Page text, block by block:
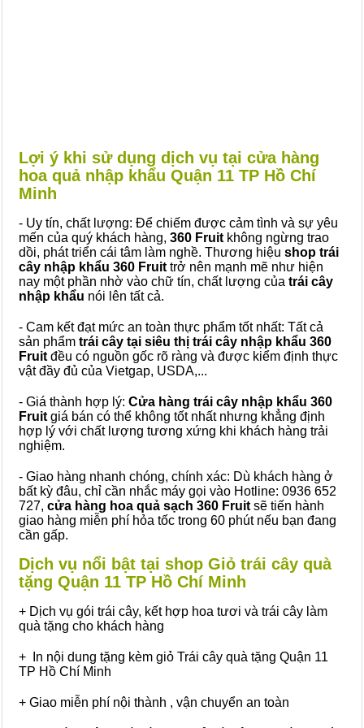
Lợi ý khi sử dụng dịch vụ tại cửa hàng
hoa quả nhập khẩu Quận 11 TP Hồ Chí
Minh
- Uy tín, chất lượng: Để chiếm được cảm tình và sự yêu
mến của quý khách hàng, 360 Fruit không ngừng trao
dồi, phát triển cái tâm làm nghề. Thương hiệu shop trái
cây nhập khẩu 360 Fruit trở nên mạnh mẽ như hiện
nay một phần nhờ vào chữ tín, chất lượng của trái cây
nhập khẩu nói lên tất cả.
- Cam kết đạt mức an toàn thực phẩm tốt nhất: Tất cả
sản phẩm trái cây tại siêu thị trái cây nhập khẩu 360
Fruit đều có nguồn gốc rõ ràng và được kiểm định thực
vật đầy đủ của Vietgap, USDA,...
- Giá thành hợp lý: Cửa hàng trái cây nhập khẩu 360
Fruit giá bán có thể không tốt nhất nhưng khẳng định
hợp lý với chất lượng tương xứng khi khách hàng trải
nghiệm.
- Giao hàng nhanh chóng, chính xác: Dù khách hàng ở
bất kỳ đâu, chỉ cần nhắc máy gọi vào Hotline: 0936 652
727, cửa hàng hoa quả sạch 360 Fruit sẽ tiến hành
giao hàng miễn phí hỏa tốc trong 60 phút nếu bạn đang
cần gấp.
Dịch vụ nổi bật tại shop Giỏ trái cây quà
tặng Quận 11 TP Hồ Chí Minh
+ Dịch vụ gói trái cây, kết hợp hoa tươi và trái cây làm
quà tặng cho khách hàng
+ In nội dung tặng kèm giỏ Trái cây quà tặng Quận 11
TP Hồ Chí Minh
+ Giao miễn phí nội thành , vận chuyển an toàn